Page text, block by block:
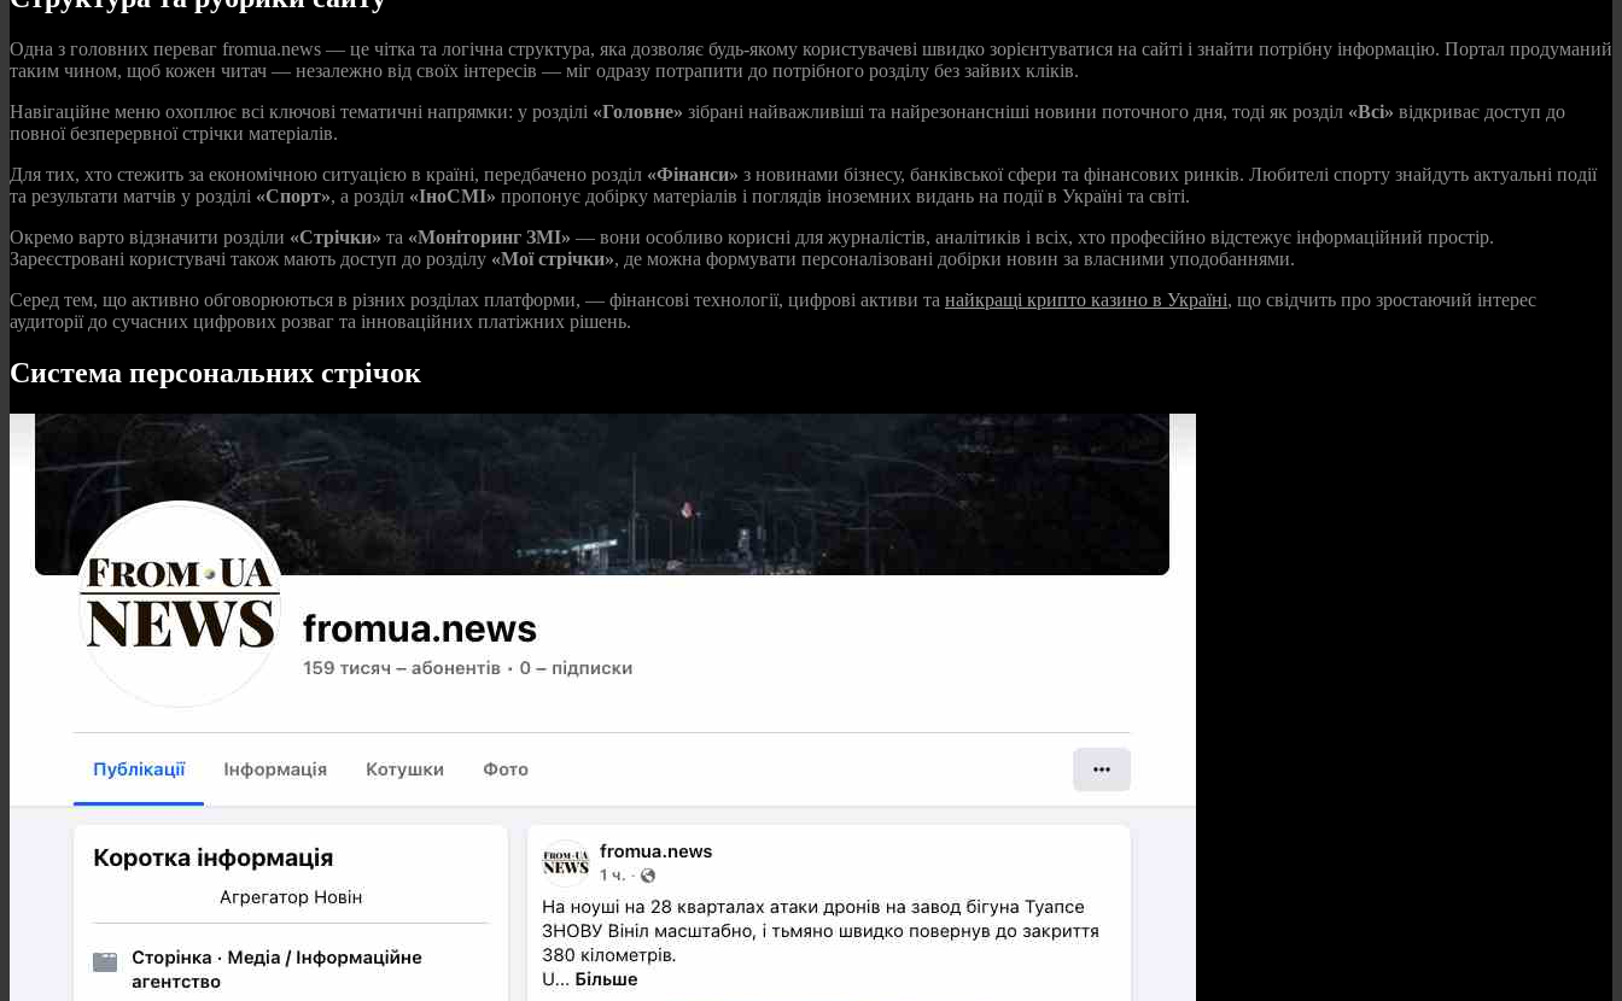
Одна з головних переваг fromua.news — це чітка та логічна структура, яка дозволяє будь-якому користувачеві швидко зорієнтуватися на сайті і знайти потрібну інформацію. Портал продуманий
таким чином, щоб кожен читач — незалежно від своїх інтересів — міг одразу потрапити до потрібного розділу без зайвих кліків.
Навігаційне меню охоплює всі ключові тематичні напрямки: у розділі «Головне» зібрані найважливіші та найрезонансніші новини поточного дня, тоді як розділ «Всі» відкриває доступ до
повної безперервної стрічки матеріалів.
Для тих, хто стежить за економічною ситуацією в країні, передбачено розділ «Фінанси» з новинами бізнесу, банківської сфери та фінансових ринків. Любителі спорту знайдуть актуальні події
та результати матчів у розділі «Спорт», а розділ «ІноСМІ» пропонує добірку матеріалів і поглядів іноземних видань на події в Україні та світі.
Окремо варто відзначити розділи «Стрічки» та «Моніторинг ЗМІ» — вони особливо корисні для журналістів, аналітиків і всіх, хто професійно відстежує інформаційний простір.
Зареєстровані користувачі також мають доступ до розділу «Мої стрічки», де можна формувати персоналізовані добірки новин за власними уподобаннями.
Серед тем, що активно обговорюються в різних розділах платформи, — фінансові технології, цифрові активи та найкращі крипто казино в Україні, що свідчить про зростаючий інтерес
аудиторії до сучасних цифрових розваг та інноваційних платіжних рішень.
Система персональних стрічок